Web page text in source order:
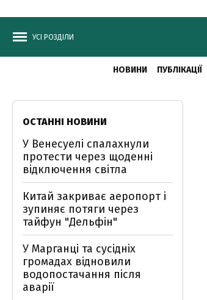
УСІ РОЗДІЛИ
НОВИНИ ПУБЛІКАЦІЇ
ОСТАННІ НОВИНИ
У Венесуелі спалахнули
протести через щоденні
відключення світла
Китай закриває аеропорт і
зупиняє потяги через
тайфун "Дельфін"
У Марганці та сусідніх
громадах відновили
водопостачання після
аварії